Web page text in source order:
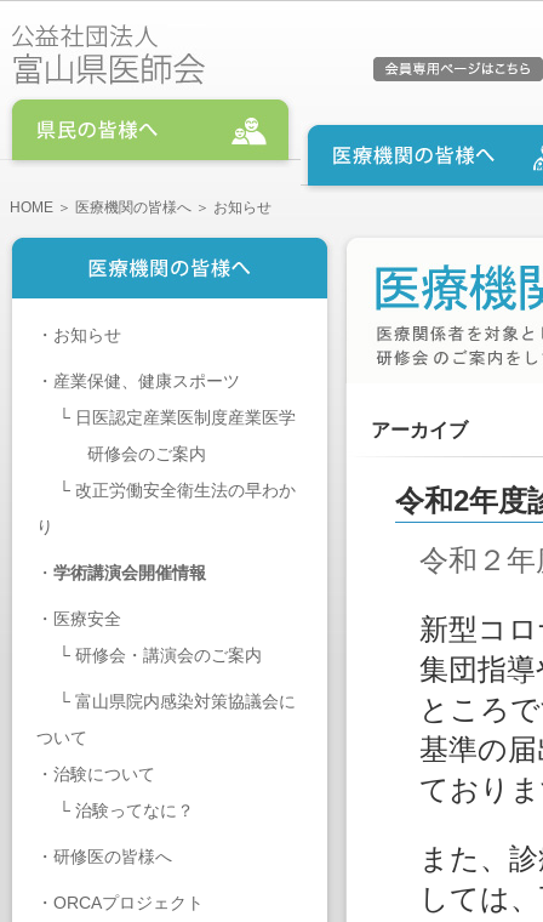
HOME ＞ 医療機関の皆様へ ＞ お知らせ
・ お知らせ
・ 産業保健、健康スポーツ
└ 日医認定産業医制度産業医学
研修会のご案内
└ 改正労働安全衛生法の早わか
り
・ 学術講演会開催情報
・ 医療安全
└ 研修会・講演会のご案内
└ 富山県院内感染対策協議会に
ついて
・ 治験について
└ 治験ってなに？
・ 研修医の皆様へ
・ ORCAプロジェクト
アーカイブ
令和2年度
令和２
新型コ
集団指
ところ
基準の
ており
また、
しては